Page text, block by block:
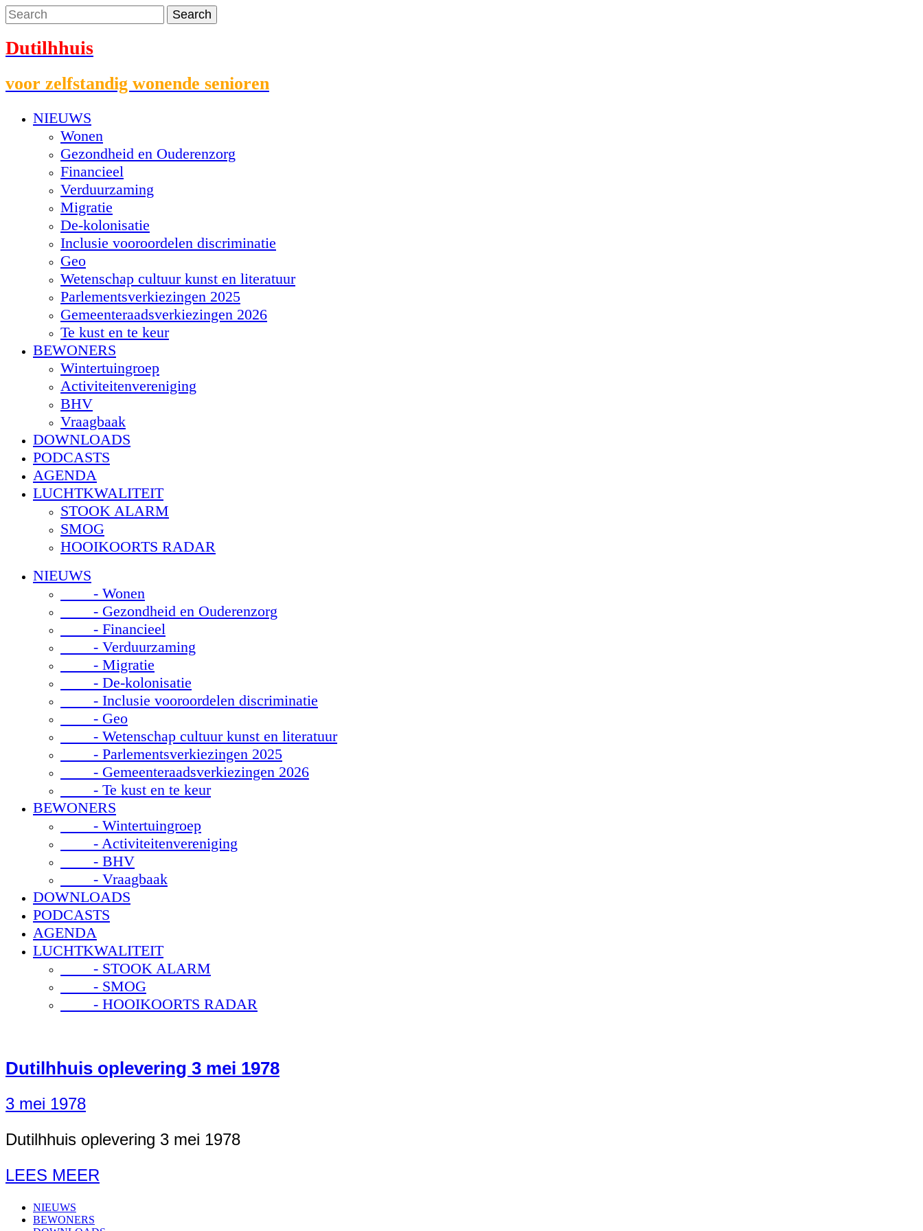
Dutilhhuis
voor zelfstandig wonende senioren
NIEUWS
Wonen
Gezondheid en Ouderenzorg
Financieel
Verduurzaming
Migratie
De-kolonisatie
Inclusie vooroordelen discriminatie
Geo
Wetenschap cultuur kunst en literatuur
Parlementsverkiezingen 2025
Gemeenteraadsverkiezingen 2026
Te kust en te keur
BEWONERS
Wintertuingroep
Activiteitenvereniging
BHV
Vraagbaak
DOWNLOADS
PODCASTS
AGENDA
LUCHTKWALITEIT
STOOK ALARM
SMOG
HOOIKOORTS RADAR
NIEUWS
- Wonen
- Gezondheid en Ouderenzorg
- Financieel
- Verduurzaming
- Migratie
- De-kolonisatie
- Inclusie vooroordelen discriminatie
- Geo
- Wetenschap cultuur kunst en literatuur
- Parlementsverkiezingen 2025
- Gemeenteraadsverkiezingen 2026
- Te kust en te keur
BEWONERS
- Wintertuingroep
- Activiteitenvereniging
- BHV
- Vraagbaak
DOWNLOADS
PODCASTS
AGENDA
LUCHTKWALITEIT
- STOOK ALARM
- SMOG
- HOOIKOORTS RADAR
Dutilhhuis oplevering 3 mei 1978
3 mei 1978
Dutilhhuis oplevering 3 mei 1978
LEES MEER
NIEUWS
BEWONERS